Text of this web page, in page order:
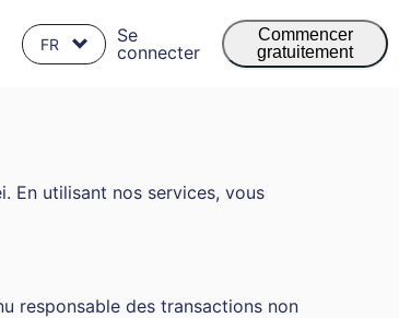
FR
Se
connecter
Commencer
gratuitement
En utilisant nos services, vous
responsable des transactions non